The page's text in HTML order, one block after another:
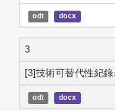
odt docx
3
[3]技術可替代性紀
odt docx